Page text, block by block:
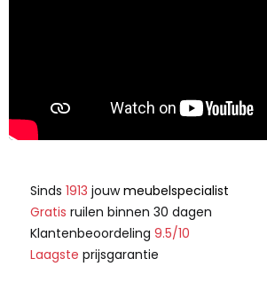
Sinds 1913 jouwmeubelspecialist
Gratis ruilen binnen 30 dagen
Klantenbeoordeling 9.5/10
Laagste prijsgarantie